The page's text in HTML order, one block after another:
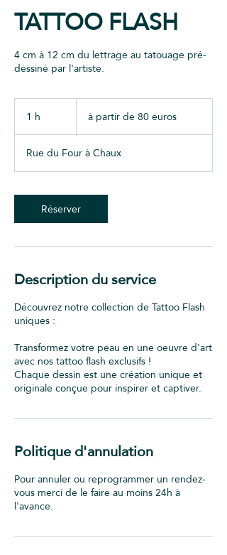
TATTOO FLASH
4 cm à 12 cm du lettrage au tatouage pré-
déssiné par l'artiste.
1 h
euros
à partir de 80 euros
Rue du Four à Chaux
Réserver
Description du service
Découvrez notre collection de Tattoo Flash
uniques :
Transformez votre peau en une oeuvre d'art
avec nos tattoo flash exclusifs !
Chaque dessin est une création unique et
originale conçue pour inspirer et captiver.
Politique d'annulation
Pour annuler ou reprogrammer un rendez-
vous merci de le faire au moins 24h à
l'avance.